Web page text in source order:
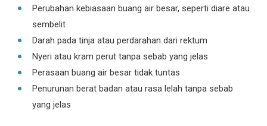
Perubahan kebiasaan buang air besar, seperti diare atau
sembelit
Darah pada tinja atau perdarahan dari rektum
Nyeri atau kram perut tanpa sebab yang jelas
Perasaan buang air besar tidak tuntas
Penurunan berat badan atau rasa lelah tanpa sebab
yang jelas